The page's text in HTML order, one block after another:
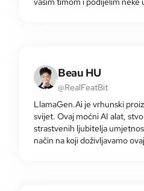
Beau HU
@RealFeatBit
LlamaGen.Ai je vrhunski
svijet. Ovaj moćni AI alat,
strastvenih ljubitelja
način na koji doživljavamo